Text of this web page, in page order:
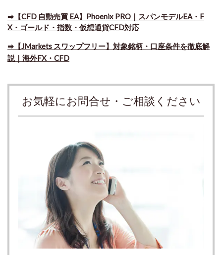
➡​【CFD 自動売買 EA】Phoenix PRO｜スパンモデルEA・F
X・ゴールド・指数・仮想通貨CFD対応
➡​【JMarkets スワップフリー】対象銘柄・口座条件を徹底解
説｜海外FX・CFD
お気軽にお問合せ・ご相談ください